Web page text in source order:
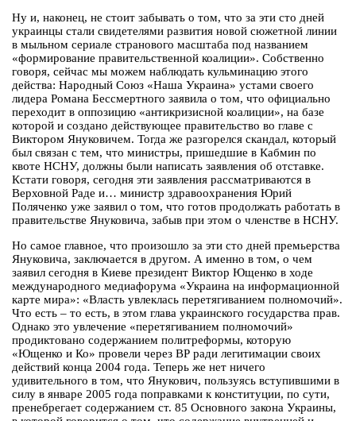
Ну и, наконец, не стоит забывать о том, что за эти сто дней
украинцы стали свидетелями развития новой сюжетной линии
в мыльном сериале странового масштаба под названием
«формирование правительственной коалиции». Собственно
говоря, сейчас мы можем наблюдать кульминацию этого
действа: Народный Союз «Наша Украина» устами своего
лидера Романа Бессмертного заявила о том, что официально
переходит в оппозицию «антикризисной коалиции», на базе
которой и создано действующее правительство во главе с
Виктором Януковичем. Тогда же разгорелся скандал, который
был связан с тем, что министры, пришедшие в Кабмин по
квоте НСНУ, должны были написать заявления об отставке.
Кстати говоря, сегодня эти заявления рассматриваются в
Верховной Раде и… министр здравоохранения Юрий
Поляченко уже заявил о том, что готов продолжать работать в
правительстве Януковича, забыв при этом о членстве в НСНУ.
Но самое главное, что произошло за эти сто дней премьерства
Януковича, заключается в другом. А именно в том, о чем
заявил сегодня в Киеве президент Виктор Ющенко в ходе
международного медиафорума «Украина на информационной
карте мира»: «Власть увлеклась перетягиванием полномочий».
Что есть – то есть, в этом глава украинского государства прав.
Однако это увлечение «перетягиванием полномочий»
продиктовано содержанием политреформы, которую
«Ющенко и Ко» провели через ВР ради легитимации своих
действий конца 2004 года. Теперь же нет ничего
удивительного в том, что Янукович, пользуясь вступившими в
силу в январе 2005 года поправками к конституции, по сути,
пренебрегает содержанием ст. 85 Основного закона Украины,